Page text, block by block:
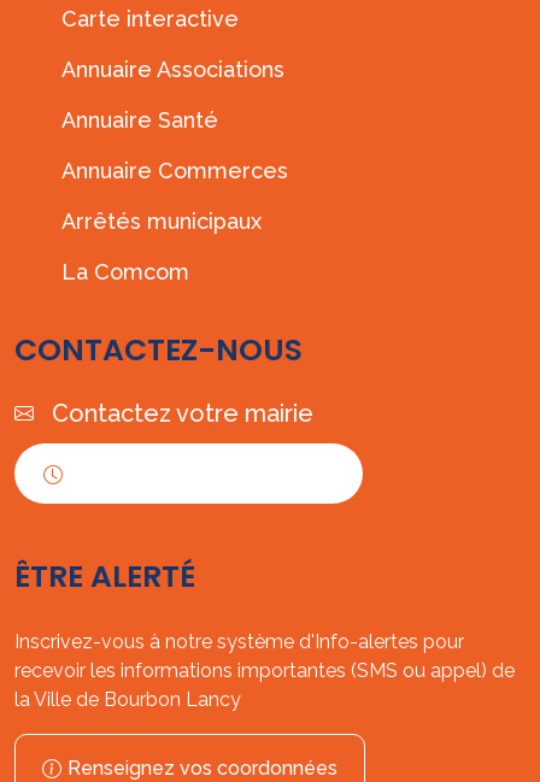
Carte interactive
Annuaire Associations
Annuaire Santé
Annuaire Commerces
Arrêtés municipaux
La Comcom
CONTACTEZ-NOUS
Contactez votre mairie
ÊTRE ALERTÉ
Inscrivez-vous à notre système d'Info-alertes pour
recevoir les informations importantes (SMS ou appel) de
la Ville de Bourbon Lancy
Renseignez vos coordonnées